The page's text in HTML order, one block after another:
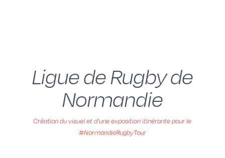
Ligue de Rugby de
Normandie
Création du visuel et d’une exposition itinérante pour le
#NormandieRugbyTour